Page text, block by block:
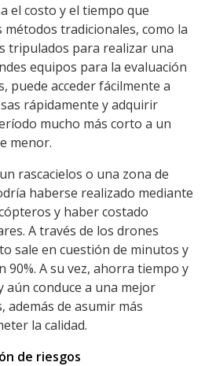
el costo y el tiempo que
tradicionales, como la
tripulados para realizar una
equipos para la evaluación
puede acceder fácilmente a
rápidamente y adquirir
mucho más corto a un
menor.
rascacielos o una zona de
haberse realizado mediante
y haber costado
A través de los drones
sale en cuestión de minutos y
A su vez, ahorra tiempo y
aún conduce a una mejor
además de asumir más
la calidad.
de riesgos